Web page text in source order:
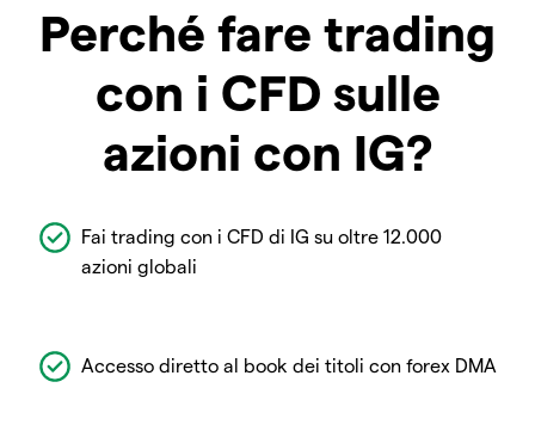
Perché fare trading
con i CFD sulle
azioni con IG?
Fai trading con i CFD di IG su oltre 12.000
azioni globali
Accesso diretto al book dei titoli con forex DMA